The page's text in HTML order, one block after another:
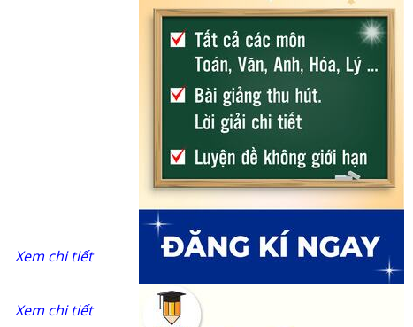
Xem chi tiết
Xem chi tiết